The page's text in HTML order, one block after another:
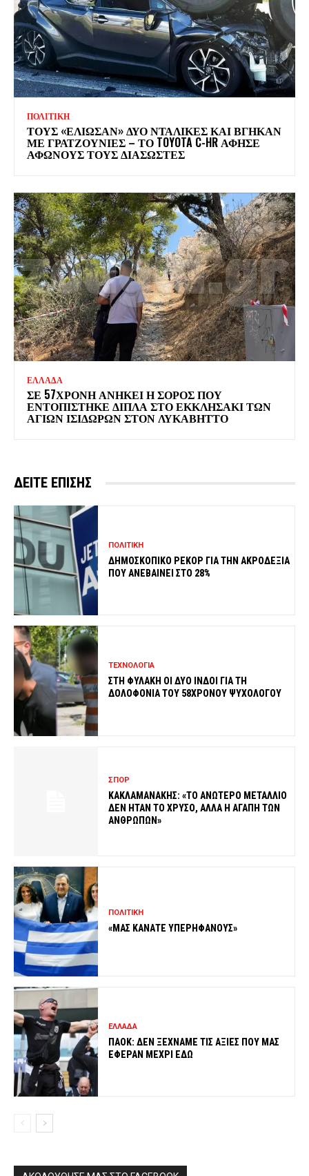
ΠΟΛΙΤΙΚΗ
ΤΟΥΣ «ΕΛΙΩΣΑΝ» ΔΥΟ ΝΤΑΛΙΚΕΣ ΚΑΙ ΒΓΗΚΑΝ
ΜΕ ΓΡΑΤΖΟΥΝΙΕΣ – ΤΟ TOYOTA C-HR ΑΦΗΣΕ
ΑΦΩΝΟΥΣ ΤΟΥΣ ΔΙΑΣΩΣΤΕΣ
ΕΛΛΑΔΑ
ΣΕ 57ΧΡΟΝΗ ΑΝΗΚΕΙ Η ΣΟΡΟΣ ΠΟΥ
ΕΝΤΟΠΙΣΤΗΚΕ ΔΙΠΛΑ ΣΤΟ ΕΚΚΛΗΣΑΚΙ ΤΩΝ
ΑΓΙΩΝ ΙΣΙΔΩΡΩΝ ΣΤΟΝ ΛΥΚΑΒΗΤΤΟ
ΔΕΙΤΕ ΕΠΙΣΗΣ
ΠΟΛΙΤΙΚΗ
ΔΗΜΟΣΚΟΠΙΚΟ ΡΕΚΟΡ ΓΙΑ ΤΗΝ ΑΚΡΟΔΕΞΙΑ
ΠΟΥ ΑΝΕΒΑΙΝΕΙ ΣΤΟ 28%
ΤΕΧΝΟΛΟΓΙΑ
ΣΤΗ ΦΥΛΑΚΗ ΟΙ ΔΥΟ ΙΝΔΟΙ ΓΙΑ ΤΗ
ΔΟΛΟΦΟΝΙΑ ΤΟΥ 58ΧΡΟΝΟΥ ΨΥΧΟΛΟΓΟΥ
ΣΠΟΡ
ΚΑΚΛΑΜΑΝΑΚΗΣ: «ΤΟ ΑΝΩΤΕΡΟ ΜΕΤΑΛΛΙΟ
ΔΕΝ ΗΤΑΝ ΤΟ ΧΡΥΣΟ, ΑΛΛΑ Η ΑΓΑΠΗ ΤΩΝ
ΑΝΘΡΩΠΩΝ»
ΠΟΛΙΤΙΚΗ
«ΜΑΣ ΚΑΝΑΤΕ ΥΠΕΡΗΦΑΝΟΥΣ»
ΕΛΛΑΔΑ
ΠΑΟΚ: ΔΕΝ ΞΕΧΝΑΜΕ ΤΙΣ ΑΞΙΕΣ ΠΟΥ ΜΑΣ
ΕΦΕΡΑΝ ΜΕΧΡΙ ΕΔΩ